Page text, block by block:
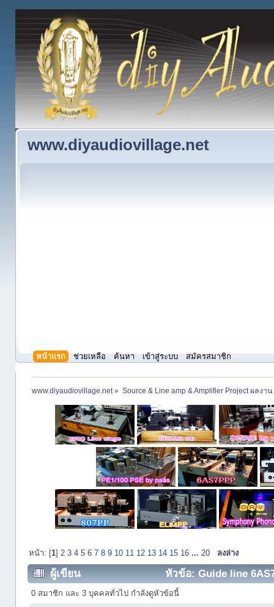
www.diyaudiovillage.net
หน้าแรก ช่วยเหลือ ค้นหา เข้าสู่ระบบ สมัครสมาชิก
www.diyaudiovillage.net» Source & Line amp & Amplifier Project ผลงาน
หน้า: [1]2 3 4 5 6 7 8 9 10 11 12 13 14 15 16 ...20 ลงล่าง
ผู้เขียน หัวข้อ: Guide line
0 สมาชิก และ 3 บุคคลทั่วไป กำลังดูหัวข้อนี้